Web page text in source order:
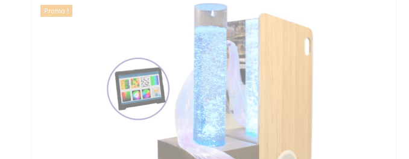
Promo !